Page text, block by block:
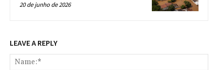
20 de junho de 2026
LEAVE A REPLY